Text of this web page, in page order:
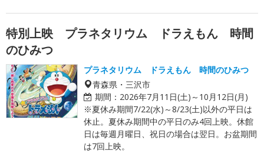
特別上映 プラネタリウム ドラえもん 時間
のひみつ
プラネタリウム ドラえもん 時間のひみつ
青森県・三沢市
期間： 2026年7月11日(土)～10月12日(月)
※夏休み期間7/22(水)～8/23(土)以外の平日は
休止。夏休み期間中の平日のみ4回上映。休館
日は毎週月曜日、祝日の場合は翌日。お盆期間
は7回上映。